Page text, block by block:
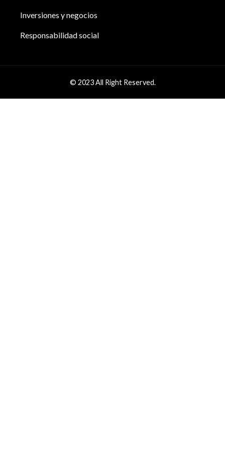
Inversiones y negocios
Responsabilidad social
© 2023 All Right Reserved.